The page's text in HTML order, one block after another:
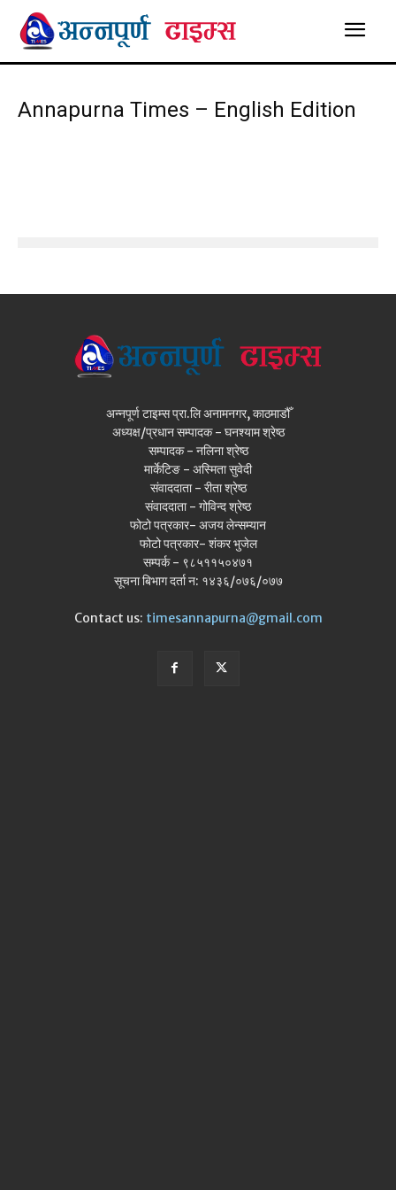
Annapurna Times – English Edition
अन्नपूर्ण टाइम्स प्रा.लि अनामनगर, काठमाडौँ
अध्यक्ष/प्रधान सम्पादक - घनश्याम श्रेष्ठ
सम्पादक - नलिना श्रेष्ठ
मार्केटिङ - अस्मिता सुवेदी
संवाददाता - रीता श्रेष्ठ
संवाददाता - गोविन्द श्रेष्ठ
फोटो पत्रकार- अजय लेन्सम्यान
फोटो पत्रकार- शंकर भुजेल
सम्पर्क - ९८५११५०४७१
सूचना बिभाग दर्ता न: १४३६/०७६/०७७
Contact us: timesannapurna@gmail.com